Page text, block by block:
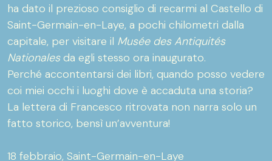
ha dato il prezioso consiglio di recarmi al Castello di
Saint-Germain-en-Laye, a pochi chilometri dalla
capitale, per visitare il Musée des Antiquités
Nationalesda egli stesso ora inaugurato.
Perché accontentarsi dei libri, quando posso vedere
coi miei occhi i luoghi dove è accaduta una storia?
La lettera di Francesco ritrovata non narra solo un
fatto storico, bensì un’avventura!
18 febbraio, Saint-Germain-en-Laye